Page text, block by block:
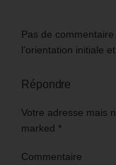
Pas de
l’orientation initiale
Répondre
Votre adresse mais
marked *
Commentaire